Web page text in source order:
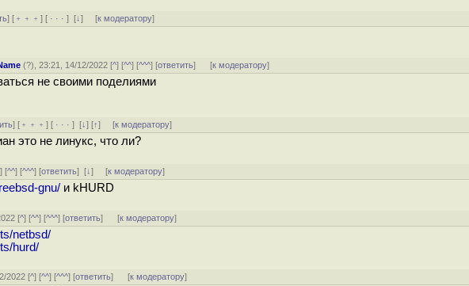
] [ ﹢﹢﹢] [ · · ·][↓] [к модератору]
(?), 23:21, 14/12/2022 [^] [^^] [^^^] [ответить] [к модератору]
не своими поделиями
] [ ﹢﹢﹢] [ · · ·][↓] [↑] [к модератору]
это не линукс, что ли?
] [^^] [^^^] [ответить][↓] [к модератору]
gnu/ и kHURD
[^] [^^] [^^^] [ответить] [к модератору]
netbsd/
hurd/
2022 [^] [^^] [^^^] [ответить] [к модератору]